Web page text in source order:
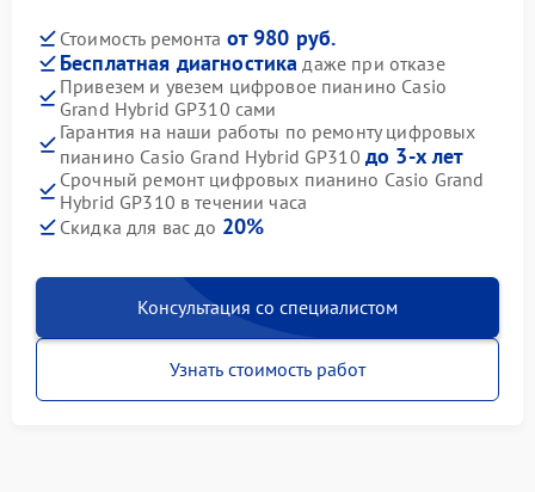
Стоимость ремонта от 980 руб.
Бесплатная диагностика даже при отказе
Привезем и увезем цифровое пианино Casio
Grand Hybrid GP310 сами
Гарантия на наши работы по ремонту цифровых
пианино Casio Grand Hybrid GP310 до 3-х лет
Срочный ремонт цифровых пианино Casio Grand
Hybrid GP310 в течении часа
Скидка для вас до 20%
Консультация со специалистом
Узнать стоимость работ